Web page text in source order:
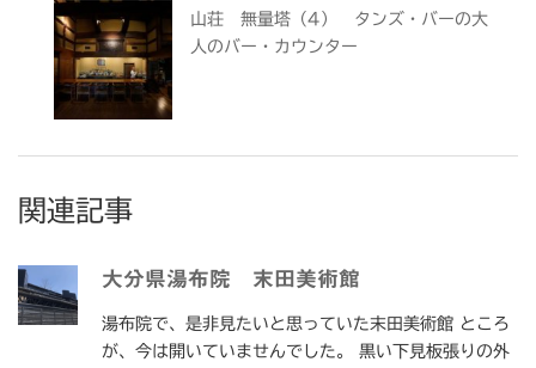
山荘 無量塔（4） タンズ・バーの大
人のバー・カウンター
関連記事
大分県湯布院 末田美術館
湯布院で、是非見たいと思っていた末田美術館 ところ
が、今は開いていませんでした。 黒い下見板張りの外